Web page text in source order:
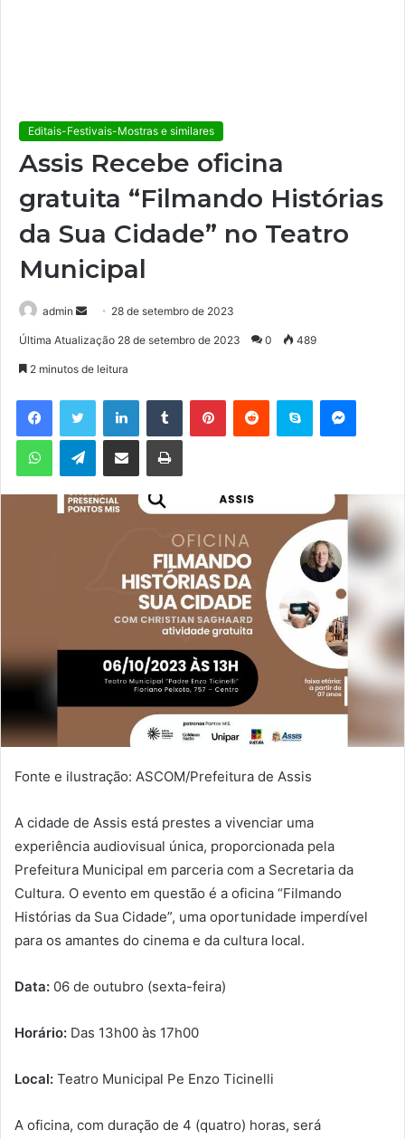
Editais-Festivais-Mostras e similares
Assis Recebe oficina
gratuita “Filmando Histórias
da Sua Cidade” no Teatro
Municipal
admin
d
e
m
m
28 de setembro de 2023
Última Atualização 28 de setembro de 2023 0 489
2 minutos de leitura
Telegram
Fonte e ilustração: ASCOM/Prefeitura de Assis
A cidade de Assis está prestes a vivenciar uma
experiência audiovisual única, proporcionada pela
Prefeitura Municipal em parceria com a Secretaria da
Cultura. O evento em questão é a oficina “Filmando
Histórias da Sua Cidade”, uma oportunidade imperdível
para os amantes do cinema e da cultura local.
Data: 06 de outubro (sexta-feira)
Horário: Das 13h00 às 17h00
Local: Teatro Municipal Pe Enzo Ticinelli
A oficina, com duração de 4 (quatro) horas, será